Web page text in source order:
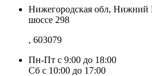
Нижегородская обл, Нижний
шоссе 298
, 603079
Пн-Пт с 9:00 до 18:00
Сб с 10:00 до 17:00